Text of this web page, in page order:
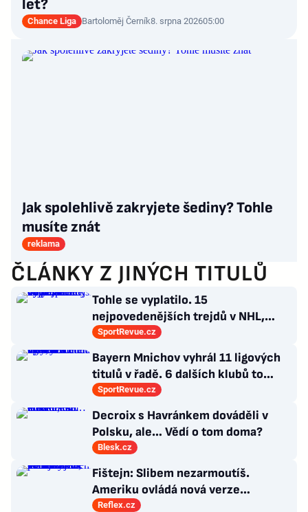
let?
Chance Liga Bartoloměj Černík8. srpna 202605:00
Jak spolehlivě zakryjete šediny? Tohle
musíte znát
reklama
ČLÁNKY Z JINÝCH TITULŮ
Tohle se vyplatilo. 15
nejpovedenějších trejdů v NHL,
které byly upečeny na poslední
SportRevue.cz
Bayern Mnichov vyhrál 11 ligových
titulů v řadě. 6 dalších klubů to
zvládlo také, některé i víckrát
SportRevue.cz
Decroix s Havránkem dováděli v
Polsku, ale… Vědí o tom doma?
Blesk.cz
Fištejn: Slibem nezarmoutíš.
Ameriku ovládá nová verze
komunismu, která chce měnit
Reflex.cz